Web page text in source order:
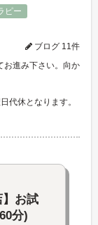
ピー
ブログ 11件
お進み下さい。向か
代休となります。
】お試
分)